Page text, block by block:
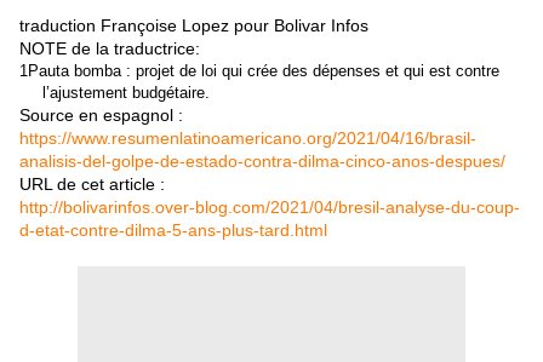
traduction Françoise Lopez pour Bolivar Infos
NOTE de la traductrice:
1Pauta bomba : projet de loi qui crée des dépenses et qui est contre
l’ajustement budgétaire.
Source en espagnol :
https://www.resumenlatinoamericano.org/2021/04/16/brasil-
analisis-del-golpe-de-estado-contra-dilma-cinco-anos-despues/
URL de cet article :
http://bolivarinfos.over-blog.com/2021/04/bresil-analyse-du-coup-
d-etat-contre-dilma-5-ans-plus-tard.html